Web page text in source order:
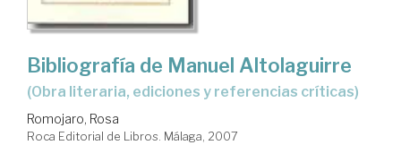
Bibliografía de Manuel Altolaguirre
(obra literaria, ediciones y referencias críticas)
Romojaro, Rosa
Roca Editorial de Libros. Málaga, 2007